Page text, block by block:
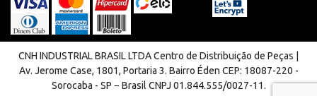
CNH INDUSTRIAL BRASIL LTDA Centro de Distribuição de Peças |
Av. Jerome Case, 1801, Portaria 3. Bairro Éden CEP: 18087-220 -
Sorocaba - SP − Brasil CNPJ 01.844.555/0027-11.